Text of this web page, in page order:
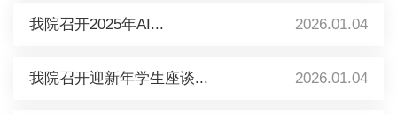
我院召开2025年AI... 2026.01.04
我院召开迎新年学生座谈... 2026.01.04